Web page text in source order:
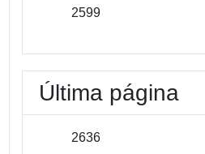
2599
Última página
2636